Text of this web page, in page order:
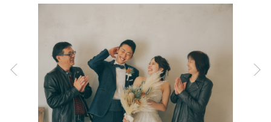
アクセス/TEL スタジオトップ